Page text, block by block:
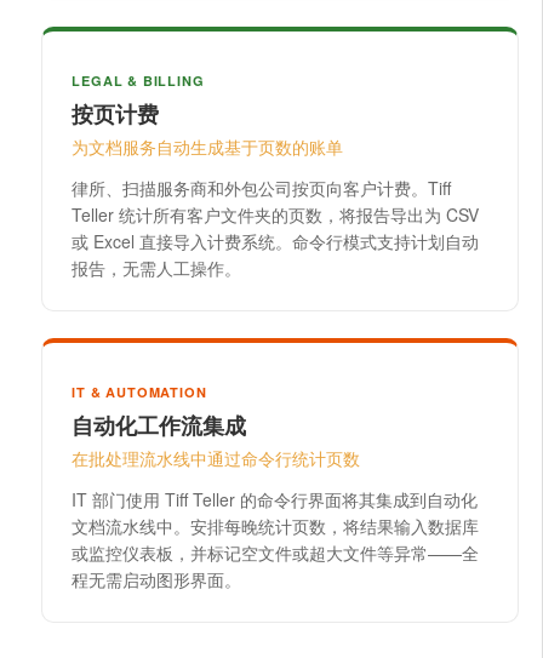
LEGAL & BILLING
按页计费
为文档服务自动生成基于页数的账单
律所、扫描服务商和外包公司按页向客户计费。Tiff
Teller 统计所有客户文件夹的页数，将报告导出为 CSV
或 Excel 直接导入计费系统。命令行模式支持计划自动
报告，无需人工操作。
IT & AUTOMATION
自动化工作流集成
在批处理流水线中通过命令行统计页数
IT 部门使用 Tiff Teller 的命令行界面将其集成到自动化
文档流水线中。安排每晚统计页数，将结果输入数据库
或监控仪表板，并标记空文件或超大文件等异常——全
程无需启动图形界面。